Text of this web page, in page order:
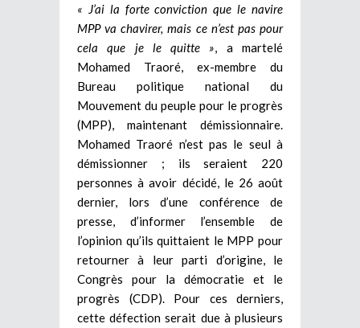
« J’ai la forte conviction que le navire
MPP va chavirer, mais ce n’est pas pour
cela que je le quitte » , a martelé
Mohamed Traoré, ex-membre du
Bureau politique national du
Mouvement du peuple pour le progrès
(MPP), maintenant démissionnaire.
Mohamed Traoré n’est pas le seul à
démissionner ; ils seraient 220
personnes à avoir décidé, le 26 août
dernier, lors d’une conférence de
presse, d’informer l’ensemble de
l’opinion qu’ils quittaient le MPP pour
retourner à leur parti d’origine, le
Congrès pour la démocratie et le
progrès (CDP). Pour ces derniers,
cette défection serait due à plusieurs